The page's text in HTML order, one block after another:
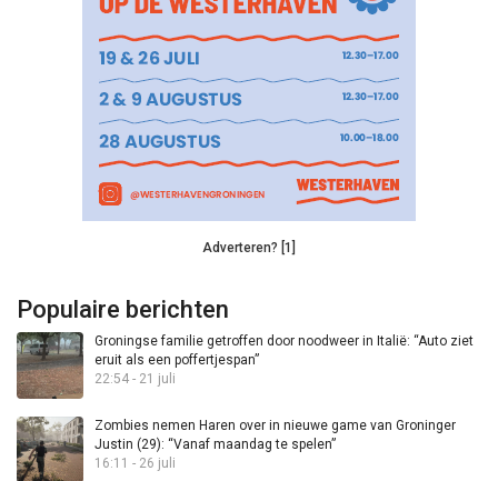
Adverteren? [1]
Populaire berichten
Groningse familie getroffen door noodweer in Italië: “Auto ziet
eruit als een poffertjespan”
22:54 - 21 juli
Zombies nemen Haren over in nieuwe game van Groninger
Justin (29): “Vanaf maandag te spelen”
16:11 - 26 juli